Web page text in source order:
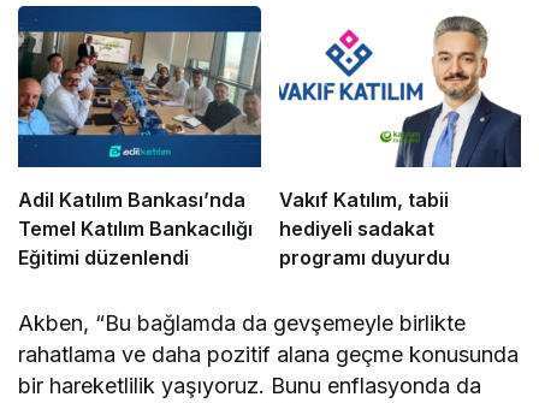
Adil Katılım Bankası’nda
Temel Katılım Bankacılığı
Eğitimi düzenlendi
Vakıf Katılım, tabii
hediyeli sadakat
programı duyurdu
Akben, “Bu bağlamda da gevşemeyle birlikte
rahatlama ve daha pozitif alana geçme konusunda
bir hareketlilik yaşıyoruz. Bunu enflasyonda da